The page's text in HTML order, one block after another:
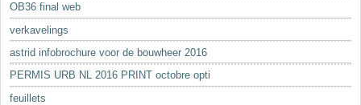
OB36 final web
verkavelings
astrid infobrochure voor de bouwheer 2016
PERMIS URB NL 2016 PRINT octobre opti
feuillets